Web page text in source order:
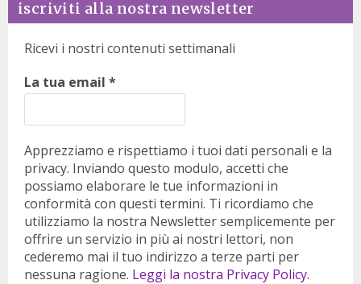
iscriviti alla nostra newsletter
Ricevi i nostri contenuti settimanali
La tua email *
Apprezziamo e rispettiamo i tuoi dati personali e la
privacy. Inviando questo modulo, accetti che
possiamo elaborare le tue informazioni in
conformità con questi termini. Ti ricordiamo che
utilizziamo la nostra Newsletter semplicemente per
offrire un servizio in più ai nostri lettori, non
cederemo mai il tuo indirizzo a terze parti per
nessuna ragione. Leggi la nostra Privacy Policy.